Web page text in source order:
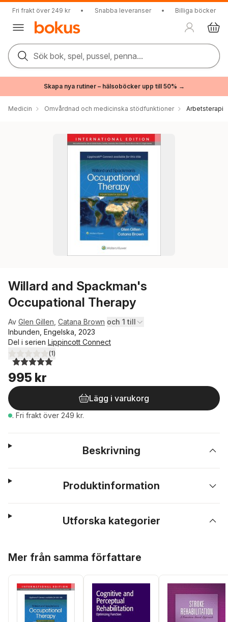
Fri frakt över 249 kr • Snabba leveranser • Billiga böcker
Sök bok, spel, pussel, penna...
Skapa nya rutiner – hälsoböcker upp till 50% →
Medicin Omvårdnad och medicinska stödfunktioner Arbetsterapi
Willard and Spackman's
Occupational Therapy
Av Glen Gillen Catana Brown och 1 till
Inbunden, Engelska, 2023
Del i serien Lippincott Connect
5,0utav 5 stjärnor. Totalt antal röster:
(1)
995 kr
Lägg i varukorg
. Fri frakt över 249 kr.
Beskrivning
Produktinformation
Utforska kategorier
Mer från samma författare